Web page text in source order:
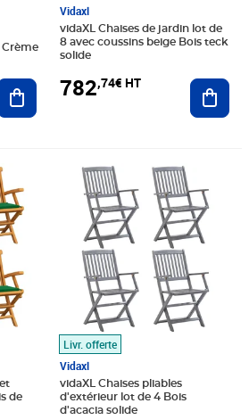
Crème
Ajouter au panier
Vidaxl
vidaXL Chaises de jardin lot de
8 avec coussins beige Bois teck
solide
782,74€ HT
de
Livr. offerte
Vidaxl
vidaXL Chaises pliables
d'extérieur lot de 4 Bois
d'acacia solide
Prix barré 134,16€ HT
Prix 104,08€ HT